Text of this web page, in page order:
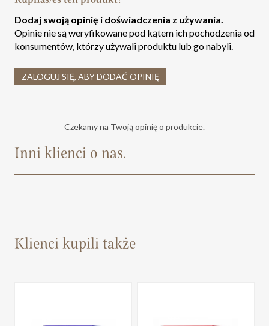
Dodaj swoją opinię i doświadczenia z używania.
Opinie nie są weryfikowane pod kątem ich pochodzenia od
konsumentów, którzy używali produktu lub go nabyli.
ZALOGUJ SIĘ, ABY DODAĆ OPINIĘ
Czekamy na Twoją opinię o produkcie.
Inni klienci o nas.
Klienci kupili także